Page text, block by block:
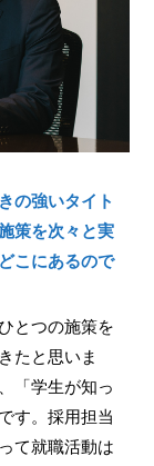
の強いタイト
策を次々と実
こにあるので
とつの施策を
たと思いま
「学生が知っ
す。採用担当
て就職活動は